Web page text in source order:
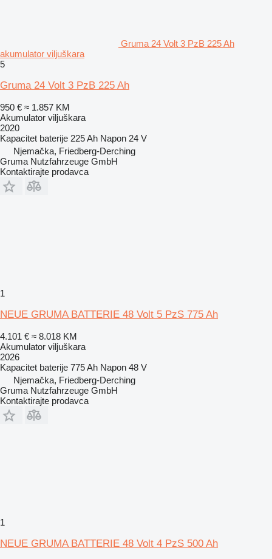
Gruma 24 Volt 3 PzB 225 Ah
akumulator viljuškara
5
Gruma 24 Volt 3 PzB 225 Ah
950 € ≈ 1.857 KM
Akumulator viljuškara
2020
Kapacitet baterije 225 Ah Napon 24 V
Njemačka, Friedberg-Derching
Gruma Nutzfahrzeuge GmbH
Kontaktirajte prodavca
1
NEUE GRUMA BATTERIE 48 Volt 5 PzS 775 Ah
4.101 € ≈ 8.018 KM
Akumulator viljuškara
2026
Kapacitet baterije 775 Ah Napon 48 V
Njemačka, Friedberg-Derching
Gruma Nutzfahrzeuge GmbH
Kontaktirajte prodavca
1
NEUE GRUMA BATTERIE 48 Volt 4 PzS 500 Ah